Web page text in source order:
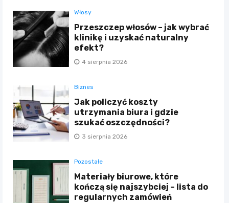
Włosy
Przeszczep włosów – jak wybrać
klinikę i uzyskać naturalny
efekt?
4 sierpnia 2026
Biznes
Jak policzyć koszty
utrzymania biura i gdzie
szukać oszczędności?
3 sierpnia 2026
Pozostałe
Materiały biurowe, które
kończą się najszybciej – lista do
regularnych zamówień